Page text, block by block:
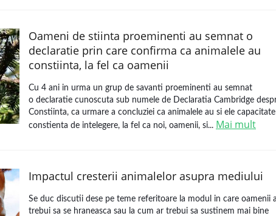
Oameni de stiinta proeminenti au semnat o
declaratie prin care confirma ca animalele au
constiinta, la fel ca oamenii
Cu 4 ani in urma un grup de savanti proeminenti au semnat
o declaratie cunoscuta sub numele de Declaratia Cambridge
Constiinta, ca urmare a concluziei ca animalele au si ele capacitate
constienta de intelegere, la fel ca noi, oamenii, si... Mai mult
Impactul cresterii animalelor asupra mediului
Se duc discutii dese pe teme referitoare la modul in care oamenii
trebui sa se hraneasca sau la cum ar trebui sa sustinem mai bine